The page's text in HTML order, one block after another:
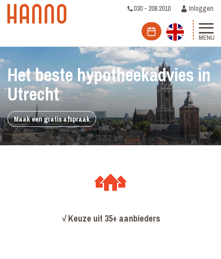
030 - 208 2010 Inloggen
MENU
Het beste hypotheekadvies in
Utrecht
Maak een gratis afspraak
√Keuze uit 35+ aanbieders